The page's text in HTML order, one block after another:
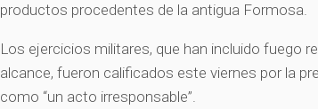
productos procedentes de la antigua Formosa.
Los ejercicios militares, que han incluido fuego
alcance, fueron calificados este viernes por la
como “un acto irresponsable”.